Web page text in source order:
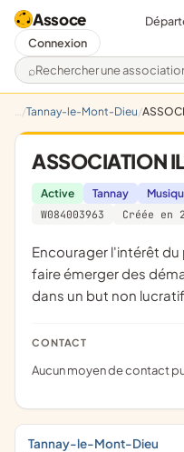
Assoce
Rechercher une
Connexion
Tannay-le-Mont-Dieu
ASSOCIATION
Active Tannay
W084003963
Créée en
encourager l'intérêt du public pour la musique et
faire émerger des
dans un but non lucratif
CONTACT
Aucun moyen de contact
Tannay-le-Mont-Dieu